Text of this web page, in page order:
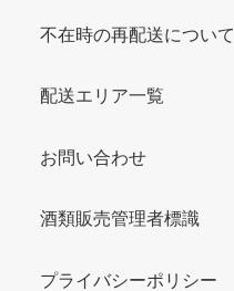
不在時の再配送について
配送エリア一覧
お問い合わせ
酒類販売管理者標識
プライバシーポリシー